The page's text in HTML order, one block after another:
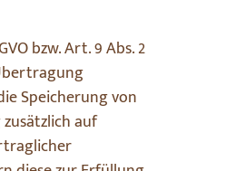
bzw. Art. 9 Abs. 2
Speicherung von
auf